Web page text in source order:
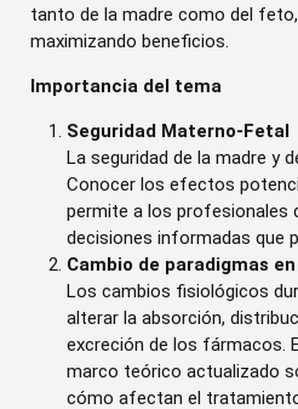
tanto de la madre como del
maximizando beneficios.
Importancia del tema
Seguridad Materno-Fetal
La seguridad de la madre y
Conocer los efectos
permite a los profesionales
decisiones informadas que
Cambio de paradigmas
Los cambios fisiológicos
alterar la absorción,
excreción de los fármacos.
marco teórico actualizado
cómo afectan el